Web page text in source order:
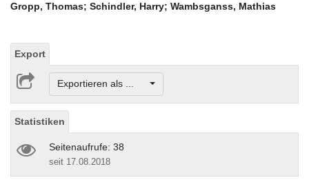
Gropp, Thomas; Schindler, Harry; Wambsganss, Mathias
Export
Exportieren als ...
Statistiken
Seitenaufrufe: 38
seit 17.08.2018